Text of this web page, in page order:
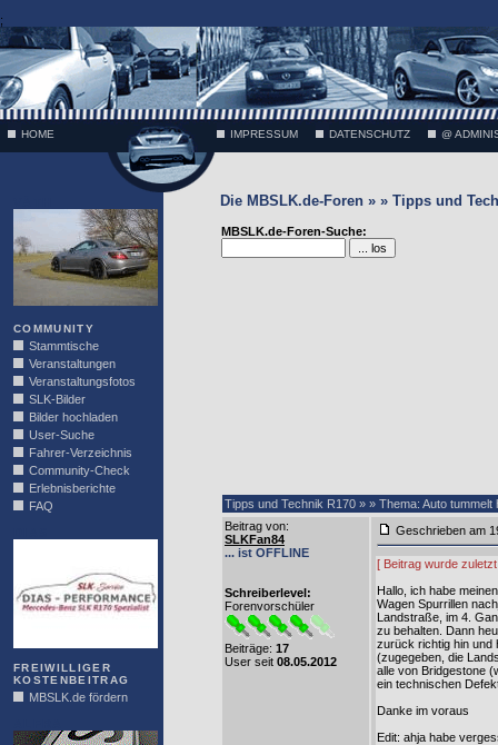
;
HOME IMPRESSUM DATENSCHUTZ @
COMMUNITY
Stammtische
Veranstaltungen
Veranstaltungsfotos
SLK-Bilder
Bilder hochladen
User-Suche
Fahrer-Verzeichnis
Community-Check
Erlebnisberichte
FAQ
FREIWILLIGER
KOSTENBEITRAG
MBSLK.de fördern
Die MBSLK.de-Foren » » Tipps und
MBSLK.de-Foren-Suche:
Tipps und Technik R170 » » Thema: Auto tummelt
Beitrag von:
SLKFan84
... ist OFFLINE
Schreiberlevel:
Forenvorschüler
Beiträge: 17
User seit 08.05.2012
Geschrieben am
[ Beitrag wurde
Hallo, ich habe
Wagen Spurrillen
Landstraße, im 4.
zu behalten. Dann
zurück richtig hin und
(zugegeben, die
alle von Bridgestone
ein technischen
Danke im voraus
Edit: ahja habe